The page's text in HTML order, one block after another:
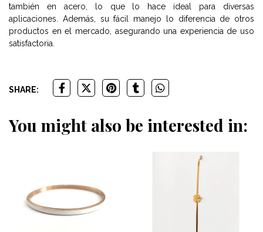
también en acero, lo que lo hace ideal para diversas
aplicaciones. Además, su fácil manejo lo diferencia de otros
productos en el mercado, asegurando una experiencia de uso
satisfactoria.
SHARE:
You might also be interested in: